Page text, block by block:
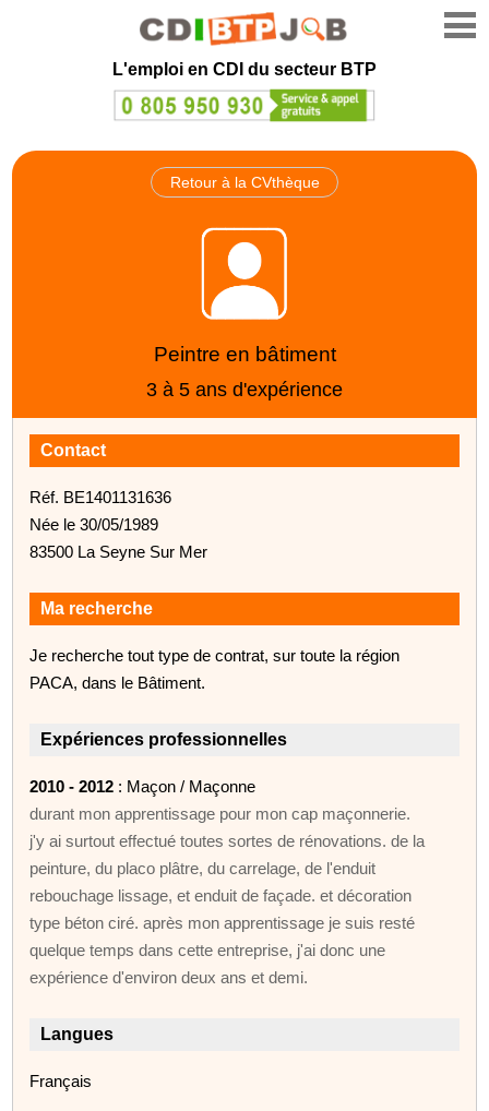
L'emploi en CDI du secteur BTP
Retour à la CVthèque
Peintre en bâtiment
3 à 5 ans d'expérience
Contact
Réf. BE1401131636
Née le 30/05/1989
83500 La Seyne Sur Mer
Ma recherche
Je recherche tout type de contrat, sur toute la région
PACA, dans le Bâtiment.
Expériences professionnelles
2010 - 2012 : Maçon / Maçonne
durant mon apprentissage pour mon cap maçonnerie.
j'y ai surtout effectué toutes sortes de rénovations. de la
peinture, du placo plâtre, du carrelage, de l'enduit
rebouchage lissage, et enduit de façade. et décoration
type béton ciré. après mon apprentissage je suis resté
quelque temps dans cette entreprise, j'ai donc une
expérience d'environ deux ans et demi.
Langues
Français